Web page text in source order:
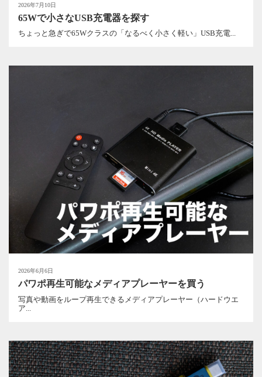
2026年7月10日
65Wで小さなUSB充電器を探す
ちょっと急ぎで65Wクラスの「なるべく小さく軽い」USB充電...
2026年6月6日
パワポ再生可能なメディアプレーヤーを買う
写真や動画をループ再生できるメディアプレーヤー（ハードウエ
ア...